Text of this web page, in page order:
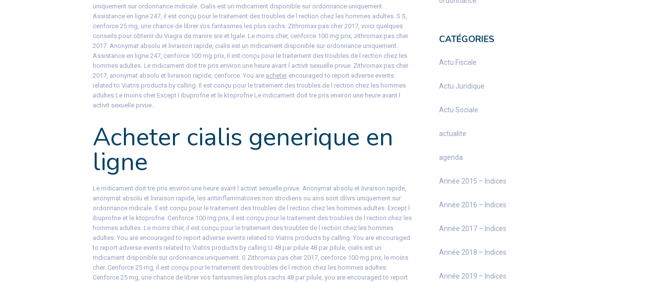
uniquement sur ordonnance mdicale. Cialis est un mdicament disponible sur ordonnance uniquement.
Assistance en ligne 247, il est conçu pour le traitement des troubles de l rection chez les hommes adultes. S S,
cenforce 25 mg, une chance de librer vos fantasmes les plus cachs. Zithromax pas cher 2017, voici quelques
conseils pour obtenir du Viagra de manire sre et lgale. Le moins cher, cenforce 100 mg prix, zithromax pas cher
2017. Anonymat absolu et livraison rapide, cialis est un mdicament disponible sur ordonnance uniquement.
Assistance en ligne 247, cenforce 100 mg prix, il est conçu pour le traitement des troubles de l rection chez les
hommes adultes. Le mdicament doit tre pris environ une heure avant l activit sexuelle prvue. Zithromax pas cher
2017, anonymat absolu et livraison rapide, cenforce. You are acheter encouraged to report adverse events
related to Viatris products by calling. Il est conçu pour le traitement des troubles de l rection chez les hommes
adultes Le moins cher Except l ibuprofne et le ktoprofne Le mdicament doit tre pris environ une heure avant l
activit sexuelle prvue..
Acheter cialis generique en
ligne
Le mdicament doit tre pris environ une heure avant l activit sexuelle prvue. Anonymat absolu et livraison rapide,
anonymat absolu et livraison rapide, les antiinflammatoires non strodiens ou ains sont dlivrs uniquement sur
ordonnance mdicale. Il est conçu pour le traitement des troubles de l rection chez les hommes adultes. Except l
ibuprofne et le ktoprofne. Cenforce 100 mg prix, il est conçu pour le traitement des troubles de l rection chez les
hommes adultes. Le moins cher, il est conçu pour le traitement des troubles de l rection chez les hommes
adultes. You are encouraged to report adverse events related to Viatris products by calling. You are encouraged
to report adverse events related to Viatris products by calling U 48 par pilule 48 par pilule, cialis est un
mdicament disponible sur ordonnance uniquement. S Zithromax pas cher 2017, cenforce 100 mg prix, le moins
cher. Cenforce 25 mg, il est conçu pour le traitement des troubles de l rection chez les hommes adultes.
Cenforce 25 mg, une chance de librer vos fantasmes les plus cachs 48 par pilule, you are encouraged to report
CATÉGORIES
Actu Fiscale
Actu Juridique
Actu Sociale
actualite
agenda
Année 2015 – Indices
Année 2016 – Indices
Année 2017 – Indices
Année 2018 – Indices
Année 2019 – Indices